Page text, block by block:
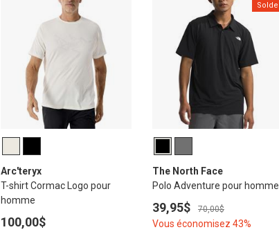
Arc'teryx
T-shirt Cormac Logo pour
homme
100,00$
Solde
The North Face
Polo Adventure pour homme
39,95$ 70,00$
Vous économisez 43%